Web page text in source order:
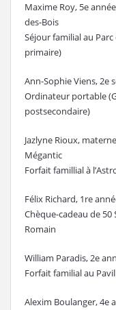
Maxime Roy, 5e
des-Bois
Séjour familial au
primaire)
Ann-Sophie Viens, 2e
Ordinateur portable
postsecondaire)
Jazlyne Rioux,
Mégantic
Forfait famillial à
Félix Richard, 1re
Chèque-cadeau de 50
Romain
William Paradis, 2e
Forfait familial au
Alexim Boulanger, 4e